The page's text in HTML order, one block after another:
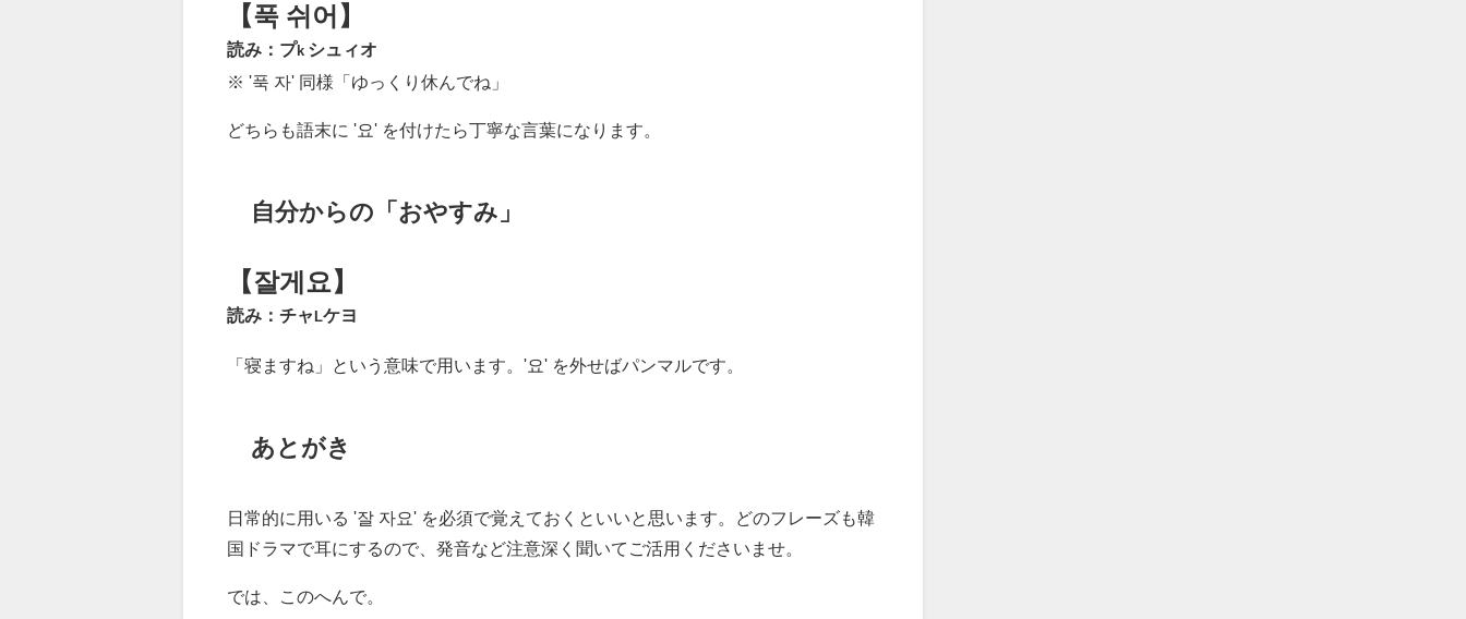
【푹 쉬어】
読み：プk シュィオ
※ '푹 자' 同様「ゆっくり休んでね」
どちらも語末に '요' を付けたら丁寧な言葉になります。
自分からの「おやすみ」
【잘게요】
読み：チャ Lケヨ
「寝ますね」という意味で用います。'요' を外せばパンマルです。
あとがき
日常的に用いる '잘 자요' を必須で覚えておくといいと思います。どのフレーズも韓
国ドラマで耳にするので、発音など注意深く聞いてご活用くださいませ。
では、このへんで。